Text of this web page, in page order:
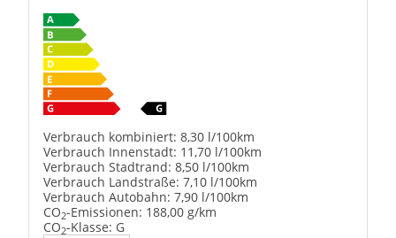
Verbrauch kombiniert: 8,30 l/100km
Verbrauch Innenstadt: 11,70 l/100km
Verbrauch Stadtrand: 8,50 l/100km
Verbrauch Landstraße: 7,10 l/100km
Verbrauch Autobahn: 7,90 l/100km
CO2-Emissionen: 188,00 g/km
CO2-Klasse: G